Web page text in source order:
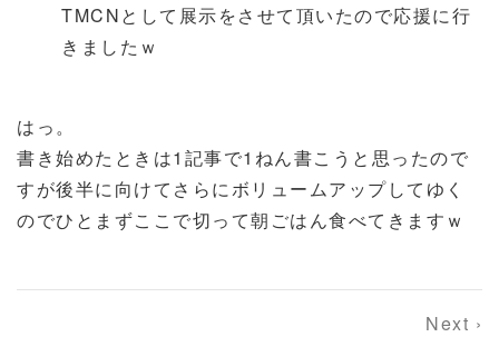
TMCNとして展示をさせて頂いたので応援に行
きましたｗ
はっ。
書き始めたときは1記事で1ねん書こうと思ったので
すが後半に向けてさらにボリュームアップしてゆく
のでひとまずここで切って朝ごはん食べてきますｗ
Next ›